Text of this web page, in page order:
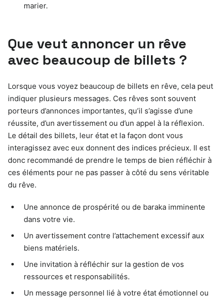
marier.
Que veut annoncer un rêve
avec beaucoup de billets ?
Lorsque vous voyez beaucoup de billets en rêve, cela peut
indiquer plusieurs messages. Ces rêves sont souvent
porteurs d’annonces importantes, qu’il s’agisse d’une
réussite, d’un avertissement ou d’un appel à la réflexion.
Le détail des billets, leur état et la façon dont vous
interagissez avec eux donnent des indices précieux. Il est
donc recommandé de prendre le temps de bien réfléchir à
ces éléments pour ne pas passer à côté du sens véritable
du rêve.
Une annonce de prospérité ou de baraka imminente
dans votre vie.
Un avertissement contre l’attachement excessif aux
biens matériels.
Une invitation à réfléchir sur la gestion de vos
ressources et responsabilités.
Un message personnel lié à votre état émotionnel ou